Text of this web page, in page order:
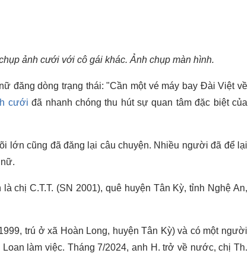
ảnh cưới với cô gái khác. Ảnh chụp màn hình.
đăng dòng trạng thái: "Cần một vé máy bay Đài Việt về
cưới đã nhanh chóng thu hút sự quan tâm đặc biệt của
lớn cũng đã đăng lại câu chuyện. Nhiều người đã để lại
chị C.T.T. (SN 2001), quê huyện Tân Kỳ, tỉnh Nghệ An,
trú ở xã Hoàn Long, huyện Tân Kỳ) và có một người
làm việc. Tháng 7/2024, anh H. trở về nước, chị Th.